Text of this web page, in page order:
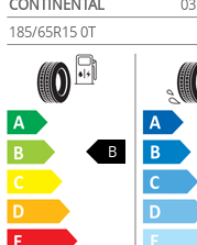
CONTINENTAL
185/65R15 0T
B